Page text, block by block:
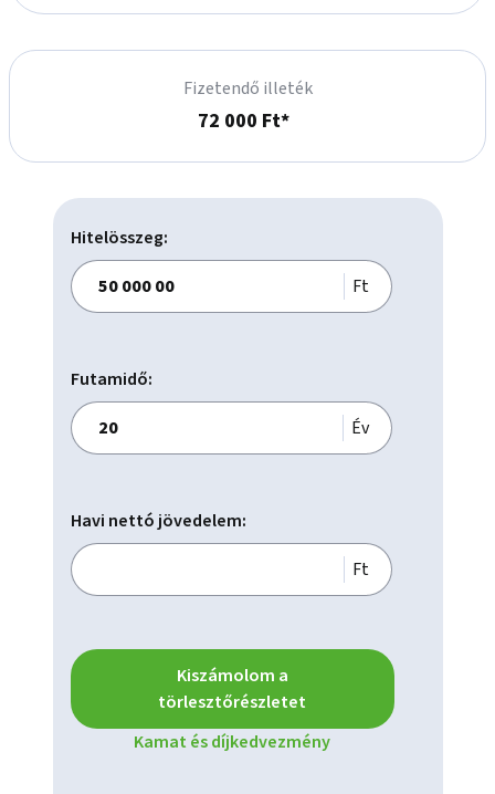
Fizetendő illeték
72 000 Ft*
Hitelösszeg:
Ft
Futamidő:
Év
Havi nettó jövedelem:
Ft
Kiszámolom a
törlesztőrészletet
Kamat és díjkedvezmény